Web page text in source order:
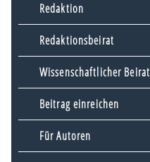
Redaktion
Redaktionsbeirat
Wissenschaftlicher Beirat
Beitrag einreichen
Für Autoren